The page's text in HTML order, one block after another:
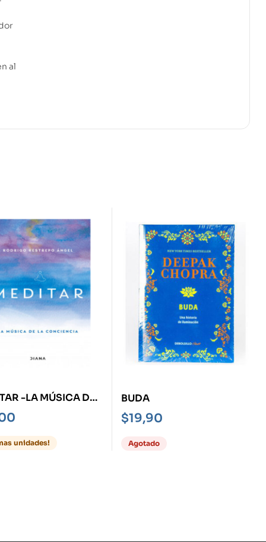
al
-LA MÚSICA DE
unidades!
BUDA
$19,90
Agotado